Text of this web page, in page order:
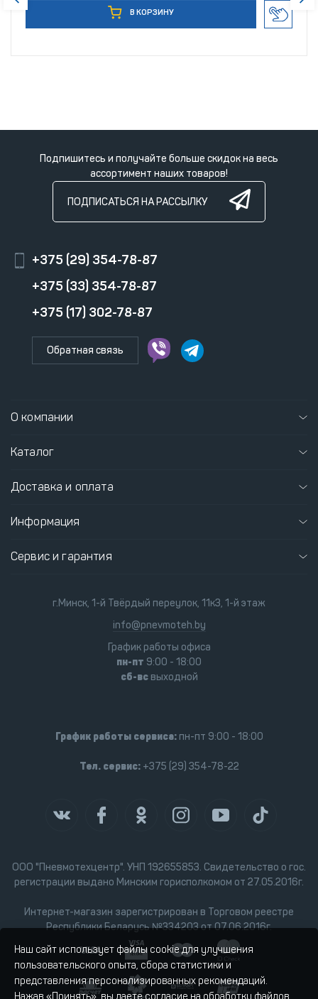
В КОРЗИНУ
Подпишитесь и получайте больше скидок на весь
ассортимент наших товаров!
ПОДПИСАТЬСЯ НА РАССЫЛКУ
+375 (29) 354-78-87
+375 (33) 354-78-87
+375 (17) 302-78-87
Обратная связь
О компании
Каталог
Доставка и оплата
Информация
Сервис и гарантия
ООО "Пневмотехцентр". УНП 192655853. Свидетельство о гос.
регистрации выдано Минским горисполкомом от 27.05.2016г.
Интернет-магазин зарегистрирован в Торговом реестре
Республики Беларусь №334203 от 07.06.2016г.
г.Минск, 1-й Твёрдый переулок, 11к3, 1-й этаж
info@pnevmoteh.by
График работы офиса
пн-пт 9:00 - 18:00
сб-всвыходной
График работы сервиса:пн-пт 9:00 - 18:00
Тел. сервис:+375 (29) 354-78-22
Наш сайт использует файлы cookie для улучшения
пользовательского опыта, сбора статистики и
представления персонализированных рекомендаций.
Нажав «Принять», вы даете согласие на обработку файлов